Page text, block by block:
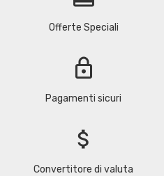
Offerte Speciali
lock
Pagamenti sicuri
attach_money
Convertitore di valuta